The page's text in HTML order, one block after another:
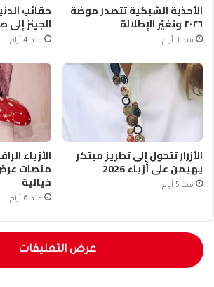
الأحذية الشبكية تتصدر موضة
٢٠٢٦ وتغيّر الإطلالة
منذ 3 أيام
حقائب
الجينز
منذ 4 أيام
الأزرار تتحول إلى تطريز مبتكر
يهيمن على أزياء 2026
منذ 5 أيام
الأزياء
منصات
خيالية
منذ 6 أيام
عرض التعليقات